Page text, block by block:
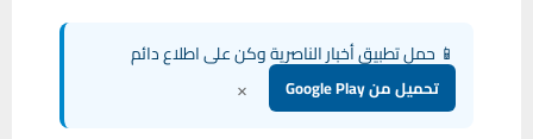
📱 حمل تطبيق أخبار الناصرية وكن على اطلاع دائم
تحميل من Google Play ×